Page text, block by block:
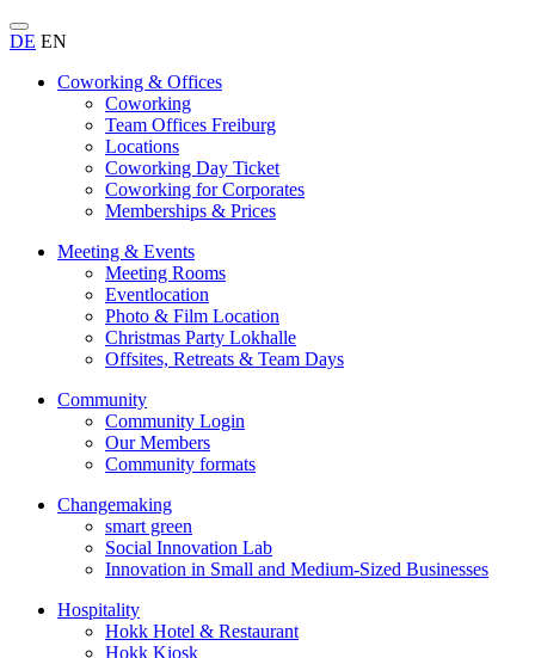
DE EN
Coworking & Offices
Coworking
Team Offices Freiburg
Locations
Coworking Day Ticket
Coworking for Corporates
Memberships & Prices
Meeting & Events
Meeting Rooms
Eventlocation
Photo & Film Location
Christmas Party Lokhalle
Offsites, Retreats & Team Days
Community
Community Login
Our Members
Community formats
Changemaking
smart green
Social Innovation Lab
Innovation in Small and Medium-Sized Businesses
Hospitality
Hokk Hotel & Restaurant
Hokk Kiosk